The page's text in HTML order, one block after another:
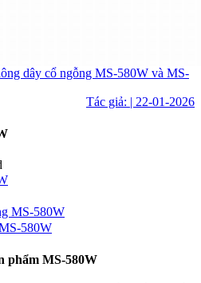
dây cổ ngỗng MS-580W và MS-
Tác giả: | 22-01-2026
580W
phẩm MS-580W